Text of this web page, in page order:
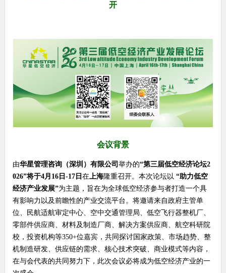
开
会议背景
由华星管理咨询（深圳）有限公司 举办的“第三届低空经济论坛2
026”将于4月 16日 -17日 在上海隆重召开。本次论坛以 “助力低空
经济产业发展”为主题，旨在为全球低空经济参与者打造一个具
有影响力以及前瞻性的产业交流平台。将邀请来自政府主管单
位、民航适航审定中心、空中交通管理局、低空飞行器整机厂、
零部件供应商、材料及制造厂商、解决方案供应商、航空科研院
校，投资机构等350+位嘉宾，共同探讨国家政策、市场趋势、整
机制造研发、供应链的需求、核心技术突破、商业模式等内容，
在与会代表的共同努力下，此次会议必将成为低空经济产业的一